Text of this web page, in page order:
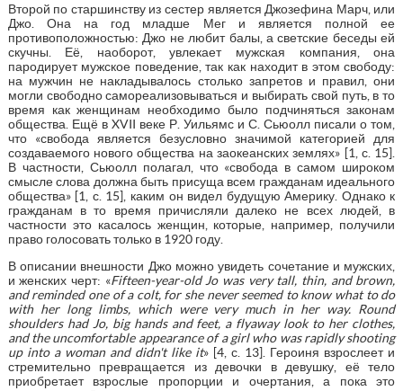
Второй по старшинству из сестер является Джозефина Марч, или
Джо. Она на год младше Мег и является полной ее
противоположностью: Джо не любит балы, а светские беседы ей
скучны. Её, наоборот, увлекает мужская компания, она
пародирует мужское поведение, так как находит в этом свободу:
на мужчин не накладывалось столько запретов и правил, они
могли свободно самореализовываться и выбирать свой путь, в то
время как женщинам необходимо было подчиняться законам
общества. Ещё в XVII веке Р. Уильямс и С. Сьюолл писали о том,
что «свобода является безусловно значимой категорией для
создаваемого нового общества на заокеанских землях» [1, с. 15].
В частности, Сьюолл полагал, что «свобода в самом широком
смысле слова должна быть присуща всем гражданам идеального
общества» [1, с. 15], каким он видел будущую Америку. Однако к
гражданам в то время причисляли далеко не всех людей, в
частности это касалось женщин, которые, например, получили
право голосовать только в 1920 году.
В описании внешности Джо можно увидеть сочетание и мужских,
и женских черт: «Fifteen-year-old Jo was very tall, thin, and brown,
and reminded one of a colt, for she never seemed to know what to do
with her long limbs, which were very much in her way. Round
shoulders had Jo, big hands and feet, a flyaway look to her clothes,
and the uncomfortable appearance of a girl who was rapidly shooting
up into a woman and didn't like it» [4, с. 13]. Героиня взрослеет и
стремительно превращается из девочки в девушку, её тело
приобретает взрослые пропорции и очертания, а пока это